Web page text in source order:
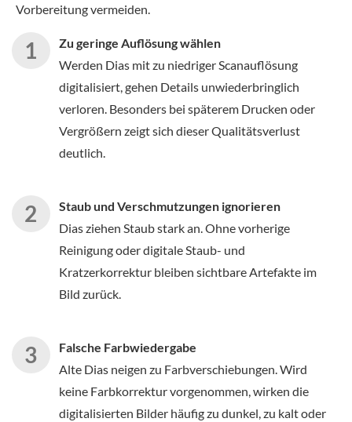
Vorbereitung vermeiden.
Zu geringe Auflösung wählen
Werden Dias mit zu niedriger Scanauflösung
digitalisiert, gehen Details unwiederbringlich
verloren. Besonders bei späterem Drucken oder
Vergrößern zeigt sich dieser Qualitätsverlust
deutlich.
Staub und Verschmutzungen ignorieren
Dias ziehen Staub stark an. Ohne vorherige
Reinigung oder digitale Staub- und
Kratzerkorrektur bleiben sichtbare Artefakte im
Bild zurück.
Falsche Farbwiedergabe
Alte Dias neigen zu Farbverschiebungen. Wird
keine Farbkorrektur vorgenommen, wirken die
digitalisierten Bilder häufig zu dunkel, zu kalt oder